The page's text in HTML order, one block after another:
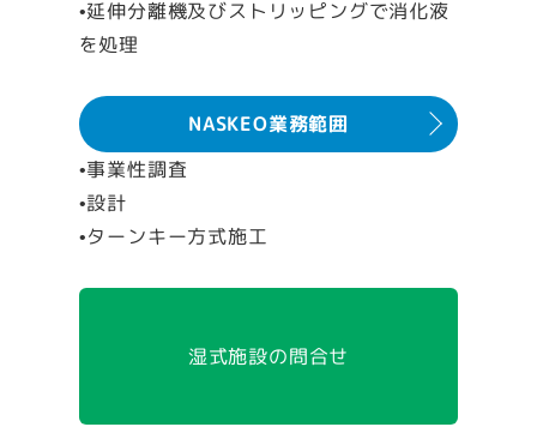
•延伸分離機及びストリッピングで消化液
を処理
NASKEO業務範囲
•事業性調査
•設計
•ターンキー方式施工
湿式施設の問合せ